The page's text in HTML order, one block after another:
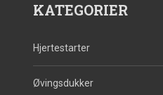
KATEGORIER
Hjertestarter
Øvingsdukker